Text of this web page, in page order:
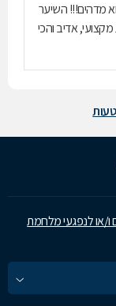
מדהים!!! השיער
אדיב והכי
ו/או לנפגעי מלחמת